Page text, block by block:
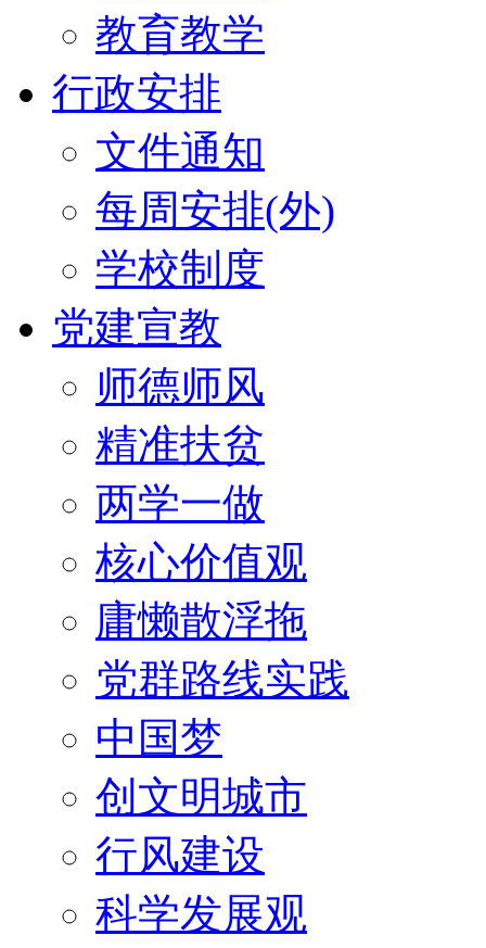
教育教学
行政安排
文件通知
每周安排(外)
学校制度
党建宣教
师德师风
精准扶贫
两学一做
核心价值观
庸懒散浮拖
党群路线实践
中国梦
创文明城市
行风建设
科学发展观